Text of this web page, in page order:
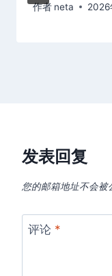
作者 neta 2026
发表回复
您的邮箱地址不会被
评论 *